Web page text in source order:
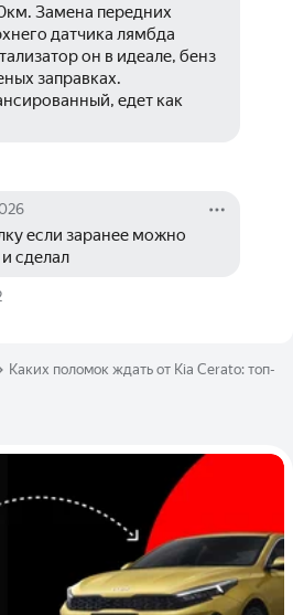
Замена передних
датчика лямбда
он в идеале, бенз
заправках.
едет как
если заранее можно
и сделал
Каких поломок ждать от Kia Cerato: топ-5